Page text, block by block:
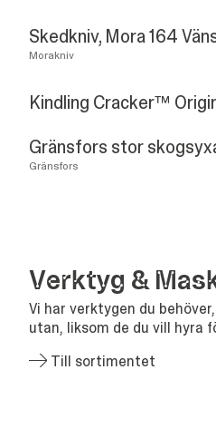
Skedkniv, Mora 164
Morakniv
Kindling Cracker™
Gränsfors stor
Gränsfors
Verk­tyg &
Vi har verktygen du
utan, liksom de du vill hyra
Till sortimentet